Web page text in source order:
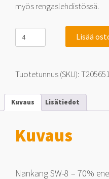
myös rengaslehdistössä.
Nankang
SW-
8
enemmän
15
määrä
Lisää
Tuotetunnus (SKU):
Kuvaus Lisätiedot
Kuvaus
Nankang SW-8 – 70%